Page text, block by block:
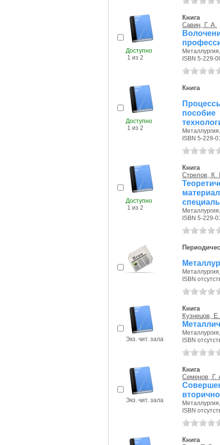
Доступно
1 из 2
Книга
Савин, Г. А.
ISBN 5-229-
Доступно
1 из 2
Книга
ISBN 5-229-
Доступно
1 из 2
Книга
Стрелов, К.
ISBN 5-229-
ISBN
Экз. чит. зала
Книга
Кузнецов,
ISBN
Экз. чит. зала
Книга
Семенов, Г.
ISBN
Книга